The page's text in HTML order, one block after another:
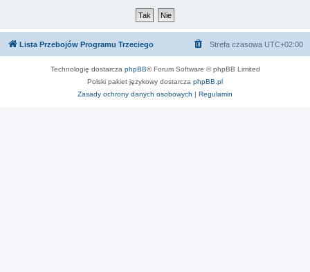
Lista Przebojów Programu Trzeciego Strefa czasowa UTC+02:00
Technologię dostarcza phpBB® Forum Software © phpBB Limited
Polski pakiet językowy dostarcza phpBB.pl
Zasady ochrony danych osobowych | Regulamin